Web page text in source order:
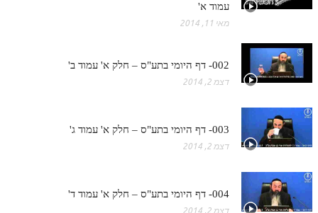
עמוד א'
מאי 11, 2014
002- דף היומי בתע"ס – חלק א' עמוד ב'
דצמ 2, 2014
003- דף היומי בתע"ס – חלק א' עמוד ג'
דצמ 2, 2014
004- דף היומי בתע"ס – חלק א' עמוד ד'
דצמ 2, 2014